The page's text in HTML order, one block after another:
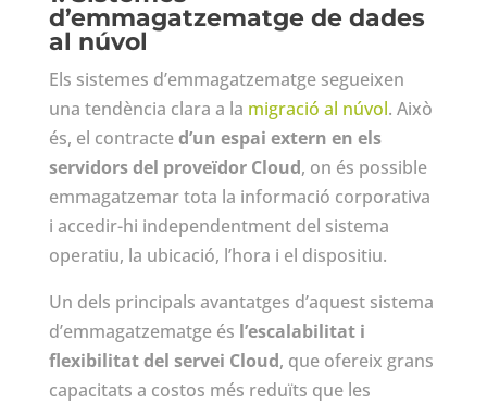
d’emmagatzematge de dades
al núvol
Els sistemes d’emmagatzematge segueixen
una tendència clara a la migració al núvol. Això
és, el contracted’un espai extern en els
servidors del proveïdor Cloud, on és possible
emmagatzemar tota la informació corporativa
i accedir-hi independentment del sistema
operatiu, la ubicació, l’hora i el dispositiu.
Un dels principals avantatges d’aquest sistema
d’emmagatzematge és l’escalabilitat i
flexibilitat del servei Cloud, que ofereix grans
capacitats a costos més reduïts que les